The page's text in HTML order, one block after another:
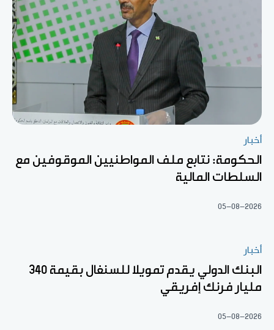
أخبار
الحكومة: نتابع ملف المواطنيين الموقوفين مع
السلطات المالية
05-08-2026
أخبار
البنك الدولي يقدم تمويلا للسنغال بقيمة 340
مليار فرنك إفريقي
05-08-2026